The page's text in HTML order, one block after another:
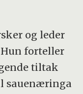
og leder
forteller
tiltak
sauenæringa